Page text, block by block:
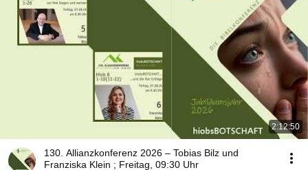
2:12:50
130. Allianzkonferenz 2026 – Tobias Bilz und
Franziska Klein ; Freitag, 09:30 Uhr